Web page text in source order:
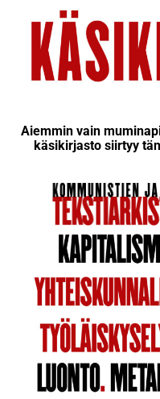
Aiemmin vain
käsikirjasto siirtyy